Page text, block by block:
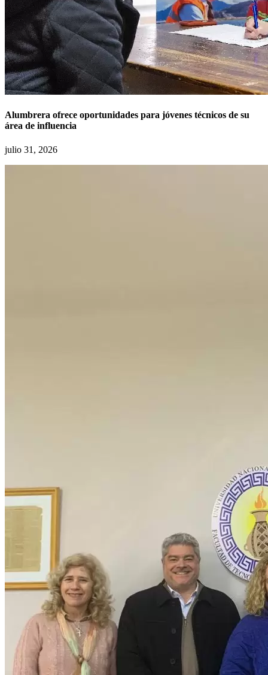
Alumbrera ofrece oportunidades para jóvenes técnicos de su
área de influencia
julio 31, 2026